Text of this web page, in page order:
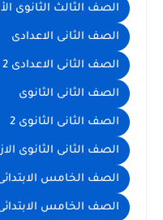
الصف الثالث الثانوى
الصف الثانى الاعدادى
الصف الثانى الاعدادى 2
الصف الثانى الثانوى
الصف الثانى الثانوى 2
الصف الثانى الثانوى
الصف الخامس
الصف الخامس الابتدائى